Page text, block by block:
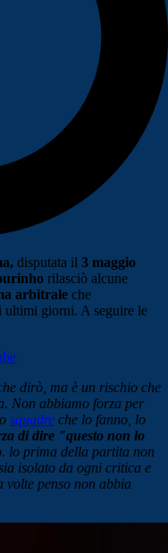
disputata il 3 maggio
rilasciò alcune
arbitrale che
ultimi giorni. A seguire le
dirò, ma è un rischio che
Non abbiamo forza per
squadre che lo fanno, lo
di dire "questo non lo
lo prima della partita non
isolato da ogni critica e
volte penso non abbia